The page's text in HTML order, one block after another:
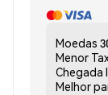
Moedas
Menor
Chegada
Melhor